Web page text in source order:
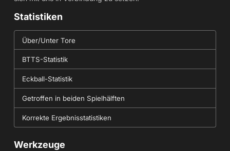
Statistiken
Über/Unter Tore
BTTS-Statistik
Eckball-Statistik
Getroffen in beiden Spielhälften
Korrekte Ergebnisstatistiken
Werkzeuge